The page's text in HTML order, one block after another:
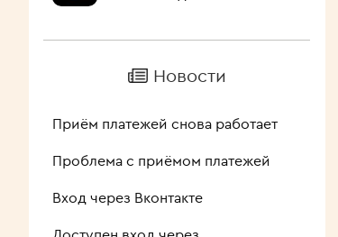
Новости
Приём платежей снова работает
Проблема с приёмом платежей
Вход через Вконтакте